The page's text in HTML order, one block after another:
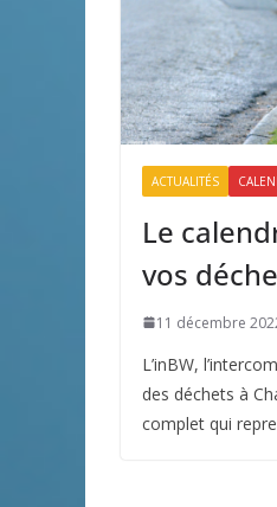
ACTUALITÉS
Le
vos
11 décembre
L’inBW,
des déchets à
complet qui